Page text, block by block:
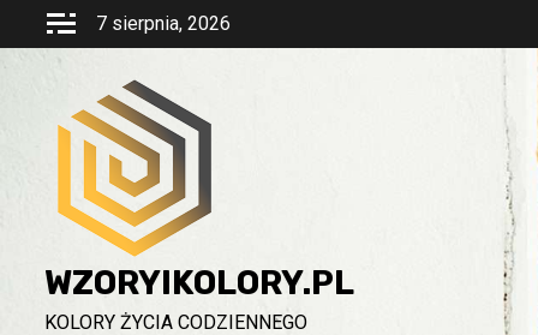
Przejdź
7 sierpnia, 2026
WZORYIKOLORY.PL
KOLORY ŻYCIA CODZIENNEGO